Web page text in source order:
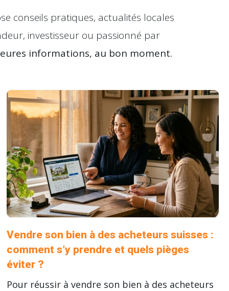
conseils pratiques, actualités locales
investisseur ou passionné par
informations, au bon moment.
Vendre son bien à des acheteurs suisses :
comment s’y prendre et quels pièges
éviter ?
Pour réussir à vendre son bien à des acheteurs